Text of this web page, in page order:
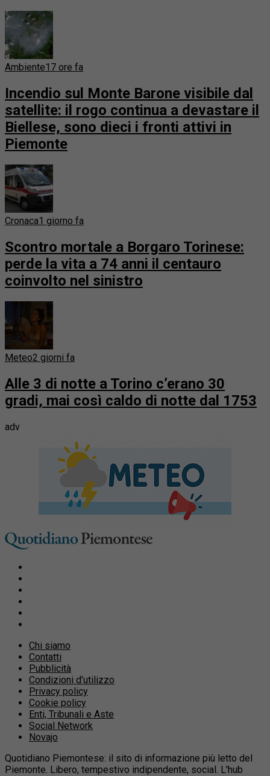
Ambiente17 ore fa
Incendio sul Monte Barone visibile dal
satellite: il rogo continua a devastare il
Biellese, sono dieci i fronti attivi in
Piemonte
Cronaca1 giorno fa
Scontro mortale a Borgaro Torinese:
perde la vita a 74 anni il centauro
coinvolto nel sinistro
Meteo2 giorni fa
Alle 3 di notte a Torino c’erano 30
gradi, mai così caldo di notte dal 1753
adv
Chi siamo
Contatti
Pubblicità
Condizioni d’utilizzo
Privacy policy
Cookie policy
Enti, Tribunali e Aste
Social Network
Novajo
Quotidiano Piemontese: il sito di informazione più letto del
Piemonte. Libero, tempestivo indipendente, social. L'hub